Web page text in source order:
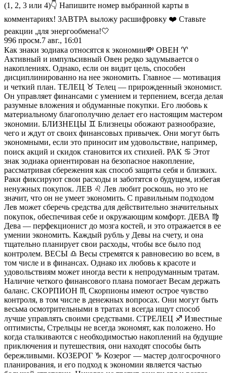
(1, 2, 3 или 4)👇 Напишите номер выбранной карты в
комментариях! ЗАВТРА выложу расшифровку ❤️ Ставьте
реакции ,для энергообмена!🤍
996 просм.7 авг., 16:01
Как знаки зодиака относятся к экономии💸 ОВЕН ♈️
Активный и импульсивный Овен редко задумывается о
накоплениях. Однако, если он видит цель, способен
дисциплинированно на нее экономить. Главное — мотивация
и четкий план. ТЕЛЕЦ ♉️ Телец — прирожденный экономист.
Он управляет финансами с умением и терпением, всегда делая
разумные вложения и обдуманные покупки. Его любовь к
материальному благополучию делает его настоящим мастером
экономии. БЛИЗНЕЦЫ ♊️ Близнецы обожают разнообразие,
чего и ждут от своих финансовых привычек. Они могут быть
экономными, если это приносит им удовольствие, например,
поиск акций и скидок становится их стихией. РАК ♋️ Этот
знак зодиака ориентирован на безопасное накопление,
рассматривая сбережения как способ защиты себя и близких.
Раки фиксируют свои расходы и заботятся о будущем, избегая
ненужных покупок. ЛЕВ ♌️ Лев любит роскошь, но это не
значит, что он не умеет экономить. С правильным подходом
Лев может сберечь средства для действительно значительных
покупок, обеспечивая себе и окружающим комфорт. ДЕВА ♍️
Дева — перфекционист до мозга костей, и это отражается в ее
умении экономить. Каждый рубль у Девы на счету, и она
тщательно планирует свои расходы, чтобы все было под
контролем. ВЕСЫ ♎️ Весы стремятся к равновесию во всем, в
том числе и в финансах. Однако их любовь к красоте и
удовольствиям может иногда вести к непродуманным тратам.
Наличие четкого финансового плана помогает Весам держать
баланс. СКОРПИОН ♏️ Скорпионы имеют острое чувство
контроля, в том числе в денежных вопросах. Они могут быть
весьма осмотрительными в тратах и всегда ищут способ
лучше управлять своими средствами. СТРЕЛЕЦ ♐️ Известные
оптимисты, Стрельцы не всегда экономят, как положено. Но
когда сталкиваются с необходимостью накоплений на будущие
приключения и путешествия, они находят способы быть
бережливыми. КОЗЕРОГ ♑️ Козерог — мастер долгосрочного
планирования, и его подход к экономии является частью